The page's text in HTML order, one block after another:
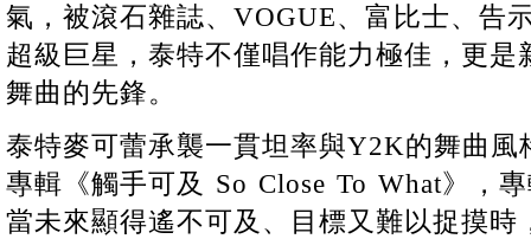
氣，被滾石雜誌、VOGUE、富比士、告
超級巨星，泰特不僅唱作能力極佳，更
舞曲的先鋒。
泰特麥可蕾承襲一貫坦率與Y2K的舞曲風
專輯《觸手可及 So Close To What》，
當未來顯得遙不可及、目標又難以捉摸時